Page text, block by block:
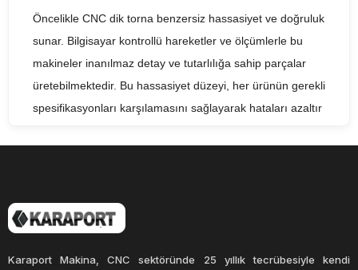
Öncelikle CNC dik torna benzersiz hassasiyet ve doğruluk
sunar. Bilgisayar kontrollü hareketler ve ölçümlerle bu
makineler inanılmaz detay ve tutarlılığa sahip parçalar
üretebilmektedir. Bu hassasiyet düzeyi, her ürünün gerekli
spesifikasyonları karşılamasını sağlayarak hataları azaltır
çalışabilmekte ve 24 saat üretim yapılmasına olanak
sağlamaktadır. Ek olarak, yüksek hız yetenekleri daha
Karaport Makina, CNC sektöründe 25 yıllık tecrübesiyle kendi